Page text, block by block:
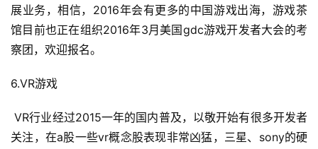
三
届
金
茶
奖
7
展业务，相信，2016年会有更多的中国游戏出海，游戏茶
馆目前也正在组织2016年3月美国gdc游戏开发者大会的考
察团，欢迎报名。
6.VR游戏
VR行业经过2015一年的国内普及，以敬开始有很多开发者
关注，在a股一些vr概念股表现非常凶猛，三星、sony的硬